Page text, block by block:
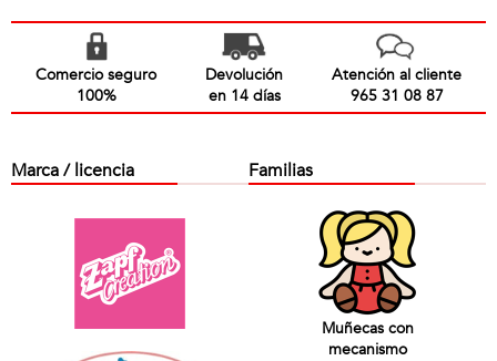
Comercio seguro
100%
Devolución
en 14 días
Atención al cliente
965 31 08 87
Marca / licencia Familias
Muñecas con
mecanismo